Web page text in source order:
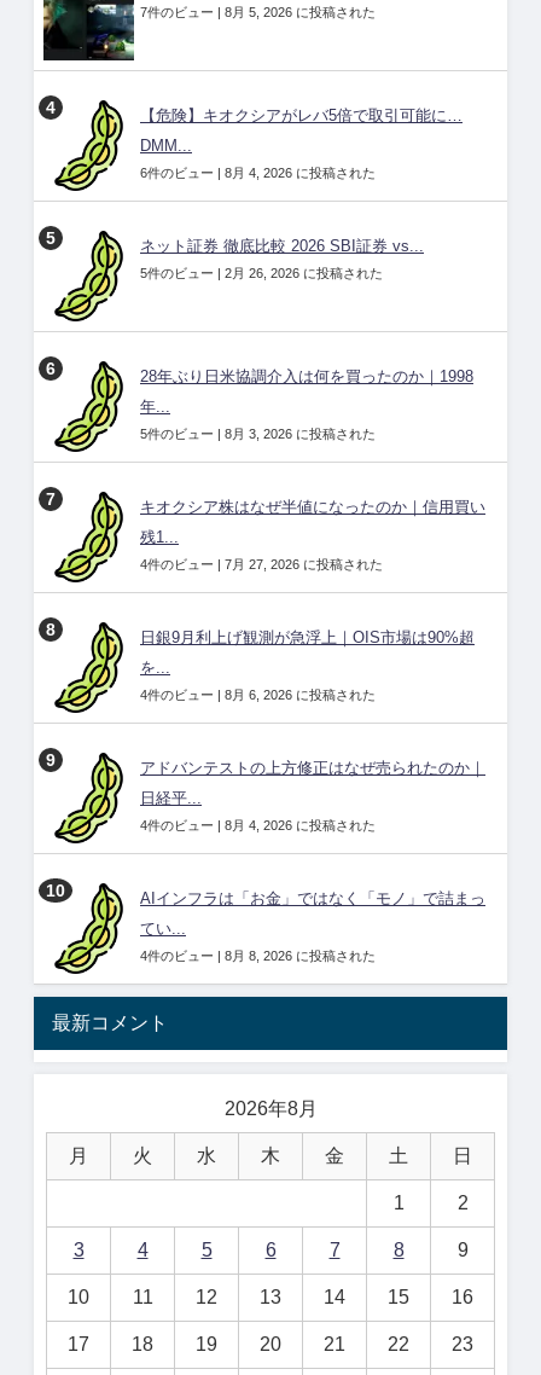
7件のビュー | 8月 5, 2026 に投稿された
【危険】キオクシアがレバ5倍で取引可能に…
DMM...
6件のビュー | 8月 4, 2026 に投稿された
ネット証券 徹底比較 2026 SBI証券 vs...
5件のビュー | 2月 26, 2026 に投稿された
28年ぶり日米協調介入は何を買ったのか｜1998
年...
5件のビュー | 8月 3, 2026 に投稿された
キオクシア株はなぜ半値になったのか｜信用買い
残1...
4件のビュー | 7月 27, 2026 に投稿された
日銀9月利上げ観測が急浮上｜OIS市場は90%超
を...
4件のビュー | 8月 6, 2026 に投稿された
アドバンテストの上方修正はなぜ売られたのか｜
日経平...
4件のビュー | 8月 4, 2026 に投稿された
AIインフラは「お金」ではなく「モノ」で詰まっ
てい...
4件のビュー | 8月 8, 2026 に投稿された
最新コメント
2026年8月
月 火 水 木 金 土 日
1 2
3 4 5 6 7 8 9
10 11 12 13 14 15 16
17 18 19 20 21 22 23